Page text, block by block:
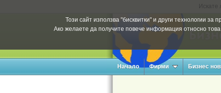
Този сайт използва "бисквитки" и други технологии
Ако желаете да получите повече информация относно
Начало Фирми Бизнес